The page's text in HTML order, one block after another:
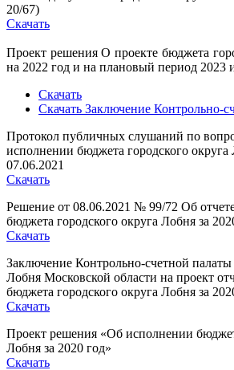
20/67)
Скачать
Проект решения О проекте бюджета
на 2022 год и на плановый период 2023
Скачать
Скачать Заключение Контрольно-
Протокол публичных слушаний по
исполнении бюджета городского округа
07.06.2021
Скачать
Решение от 08.06.2021 № 99/72 Об
бюджета городского округа Лобня за
Скачать
Заключение Контрольно-счетной палаты
Лобня Московской области на проект
бюджета городского округа Лобня за
Скачать
Проект решения «Об исполнении
Лобня за 2020 год»
Скачать